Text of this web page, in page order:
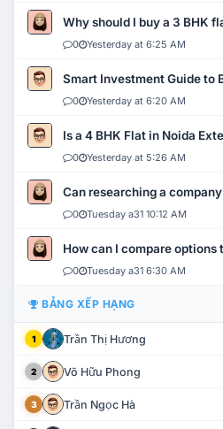
Why should I buy a 3 BHK
0 Yesterday at 6:25 AM
Smart Investment Guide to
0 Yesterday at 6:20 AM
Is a 4 BHK Flat in Noida
0 Yesterday at 5:26 AM
Can researching a
0 Tuesday a31 10:12 AM
How can I compare options
0 Tuesday a31 6:30 AM
BẢNG XẾP HẠNG
1 Trần Thị Hương
2 Võ Hữu Phong
3 Trần Ngọc Hà